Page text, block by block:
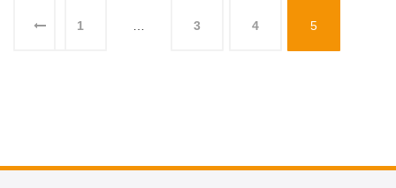
1 3 4 5